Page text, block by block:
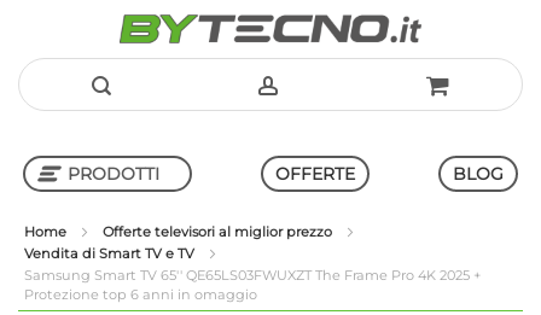
al
PRODOTTI
Shop in Shop
OFFERTE BLOG
Home
Offerte televisori al miglior prezzo
Vendita di Smart TV e TV
Samsung Smart TV 65'' QE65LS03FWUXZT The Frame Pro 4K 2025 +
Protezione top 6 anni in omaggio